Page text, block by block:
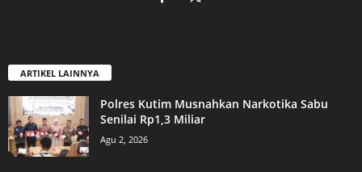
ARTIKEL LAINNYA
Polres Kutim Musnahkan Narkotika Sabu
Senilai Rp1,3 Miliar
Agu 2, 2026